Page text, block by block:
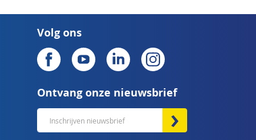
Volg ons
Ontvang onze nieuwsbrief
Abonneer
u